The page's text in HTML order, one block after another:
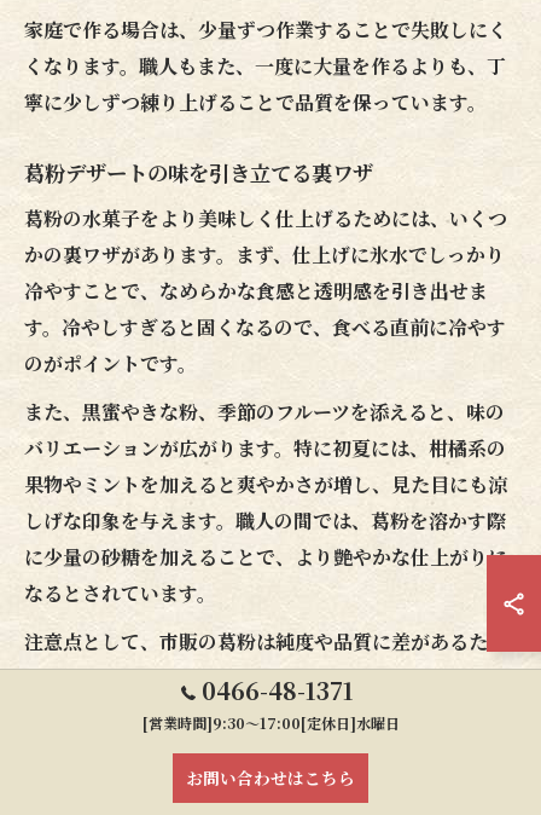
家庭で作る場合は、少量ずつ作業することで失敗しにく
くなります。職人もまた、一度に大量を作るよりも、丁
寧に少しずつ練り上げることで品質を保っています。
葛粉デザートの味を引き立てる裏ワザ
葛粉の水菓子をより美味しく仕上げるためには、いくつ
かの裏ワザがあります。まず、仕上げに氷水でしっかり
冷やすことで、なめらかな食感と透明感を引き出せま
す。冷やしすぎると固くなるので、食べる直前に冷やす
のがポイントです。
また、黒蜜やきな粉、季節のフルーツを添えると、味の
バリエーションが広がります。特に初夏には、柑橘系の
果物やミントを加えると爽やかさが増し、見た目にも涼
しげな印象を与えます。職人の間では、葛粉を溶かす際
に少量の砂糖を加えることで、より艶やかな仕上がりに
なるとされています。
注意点として、市販の葛粉は純度や品質に差があるた
め、信頼できる本葛粉を選ぶことが美味しさへの近道で
す。スーパーなどで購入する際も、原材料表示をよく確
0466-48-1371
[営業時間]9:30～17:00[定休日]水曜日
お問い合わせはこちら